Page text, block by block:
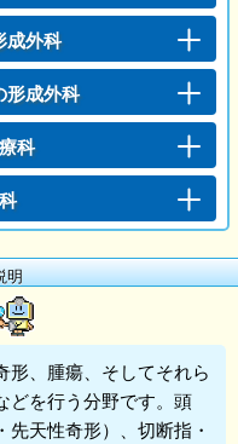
成外科
形成外科
科
明
形、腫瘍、そしてそれら
どを行う分野です。頭
天性奇形）、切断指・